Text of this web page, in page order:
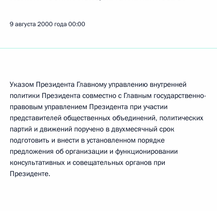
9 августа 2000 года00:00
Указом Президента Главному управлению внутренней
политики Президента совместно с Главным государственно-
правовым управлением Президента при участии
представителей общественных объединений, политических
партий и движений поручено в двухмесячный срок
подготовить и внести в установленном порядке
предложения об организации и функционировании
консультативных и совещательных органов при
Президенте.